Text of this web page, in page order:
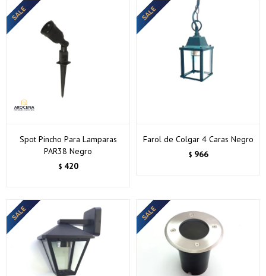
Spot Pincho Para Lamparas
PAR38 Negro
$ 420
Farol de Colgar 4 Caras Negro
$ 966